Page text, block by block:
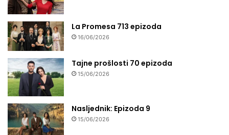
La Promesa 713 epizoda
16/06/2026
Tajne prošlosti 70 epizoda
15/06/2026
Nasljednik: Epizoda 9
15/06/2026